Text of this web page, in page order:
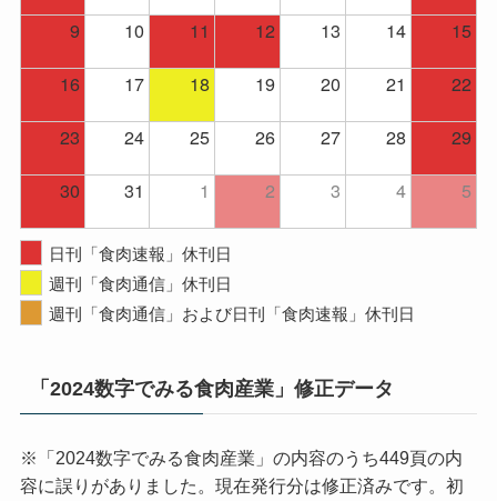
9
10 11 12 13 14
15
16
17 18 19 20 21
22
23
24 25 26 27 28
29
30
31 1 2 3 4 5
日刊「食肉速報」休刊日
週刊「食肉通信」休刊日
週刊「食肉通信」および日刊「食肉速報」休刊日
「2024数字でみる食肉産業」修正データ
※「2024数字でみる食肉産業」の内容のうち449頁の内
容に誤りがありました。現在発行分は修正済みです。初